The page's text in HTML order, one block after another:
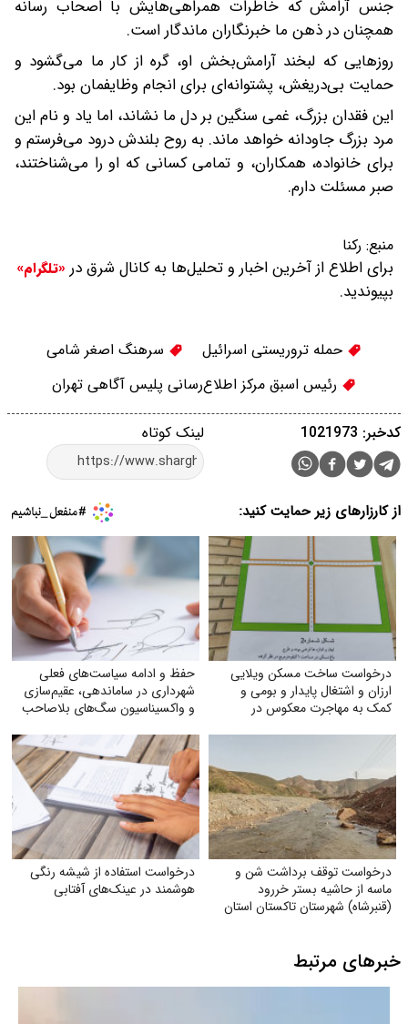
جنس آرامش که خاطرات همراهی‌هایش با اصحاب رسانه
همچنان در ذهن ما خبرنگاران ماندگار است.
روزهایی که لبخند آرامش‌بخش او، گره از کار ما می‌گشود و
حمایت بی‌دریغش، پشتوانه‌ای برای انجام وظایفمان بود.
این فقدان بزرگ، غمی سنگین بر دل ما نشاند، اما یاد و نام این
مرد بزرگ جاودانه خواهد ماند. به روح بلندش درود می‌فرستم و
برای خانواده، همکاران، و تمامی کسانی که او را می‌شناختند،
صبر مسئلت دارم.
منبع: رکنا
برای اطلاع از آخرین اخبار و تحلیل‌ها به کانال شرق در «تلگرام»
بپیوندید.
حمله تروریستی اسرائیل
سرهنگ اصغر شامی
رئیس اسبق مرکز اطلاع‌رسانی پلیس آگاهی تهران
لینک کوتاه کدخبر: 1021973
از کارزارهای زیر حمایت کنید:
درخواست ساخت مسکن ویلایی
ارزان و اشتغال پایدار و بومی و
کمک به مهاجرت معکوس در
حفظ و ادامه سیاست‌های فعلی
شهرداری در ساماندهی، عقیم‌سازی
و واکسیناسیون سگ‌های بلاصاحب
درخواست توقف برداشت شن و
ماسه از حاشیه بستر خر‌رود
(قنبرشاه) شهرستان تاکستان استان
درخواست استفاده از شیشه رنگی
هوشمند در عینک‌های آفتابی
خبرهای مرتبط